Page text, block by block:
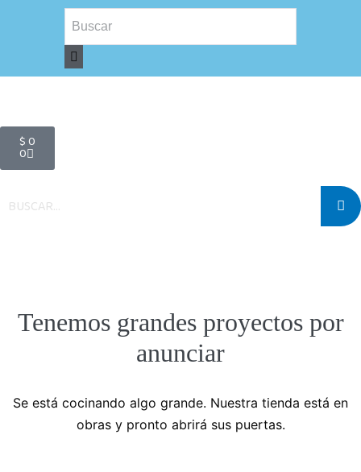
$0
0
Tenemos grandes proyectos por
anunciar
Se está cocinando algo grande. Nuestra tienda está en
obras y pronto abrirá sus puertas.